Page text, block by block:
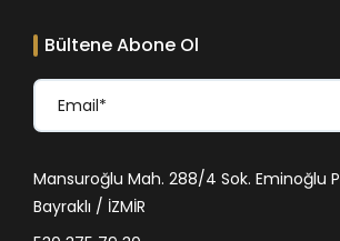
Bültene Abone Ol
Mansuroğlu Mah. 288/4 Sok. Eminoğlu
Bayraklı / İZMİR